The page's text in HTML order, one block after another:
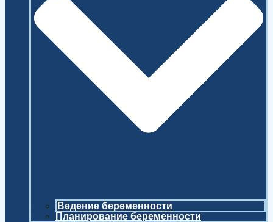
Ведение беременности
Планирование беременности